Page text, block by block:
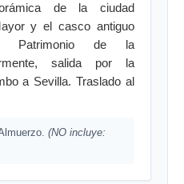
de la ciudad
y el casco antiguo
Patrimonio de la
salida por la
a Sevilla. Traslado al
(NO incluye: